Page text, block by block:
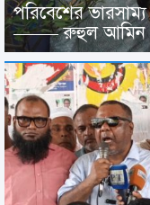
পরিবেশের
——– রুহুল আমিন